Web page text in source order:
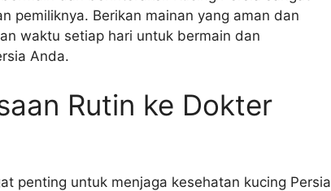
pemiliknya. Berikan mainan yang aman dan
waktu setiap hari untuk bermain dan
Anda.
Rutin ke Dokter
penting untuk menjaga kesehatan kucing Persia